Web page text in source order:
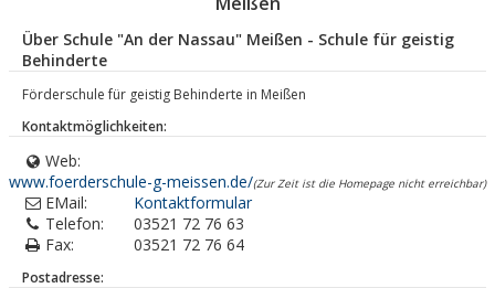
Über Schule "An der Nassau" Meißen - Schule für geistig
Behinderte
Förderschule für geistig Behinderte in Meißen
Kontaktmöglichkeiten:
Web:
www.foerderschule-g-meissen.de/(Zur Zeit ist die Homepage nicht erreichbar)
EMail:
Kontaktformular
Telefon:
03521 72 76 63
Fax:
03521 72 76 64
Postadresse: